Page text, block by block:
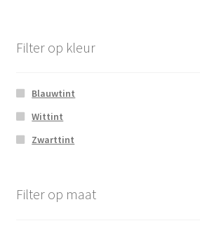
Filter op kleur
Blauwtint
Wittint
Zwarttint
Filter op maat